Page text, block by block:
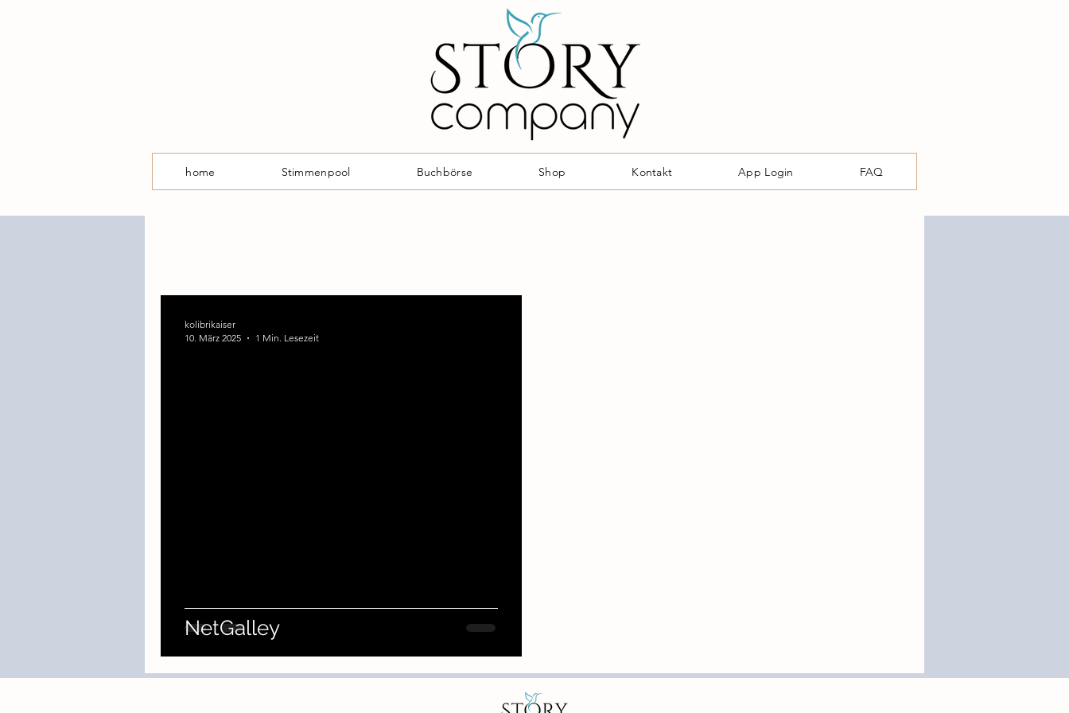
home Stimmenpool Buchbörse Shop Kontakt App Login FAQ
NetGalley
kolibrikaiser
10. März 2025
1 Min. Lesezeit